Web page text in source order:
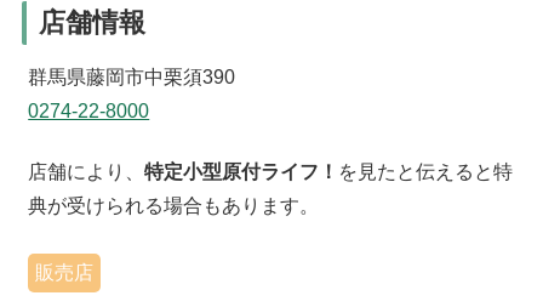
店舗情報
群馬県藤岡市中栗須390
0274-22-8000
店舗により、特定小型原付ライフ！ を見たと伝えると特
典が受けられる場合もあります。
販売店